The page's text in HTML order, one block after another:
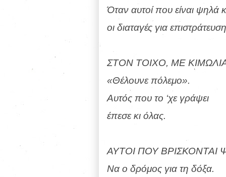
Όταν αυτοί που είναι ψηλά
οι διαταγές για
ΣΤΟΝ ΤΟΙΧΟ, ΜΕ
«Θέλουνε πόλεμο».
Αυτός που το ‘χε γράψει
έπεσε κι όλας.
ΑΥΤΟΙ ΠΟΥ ΒΡΙΣΚΟΝΤΑΙ
Να ο δρόμος για τη δόξα.